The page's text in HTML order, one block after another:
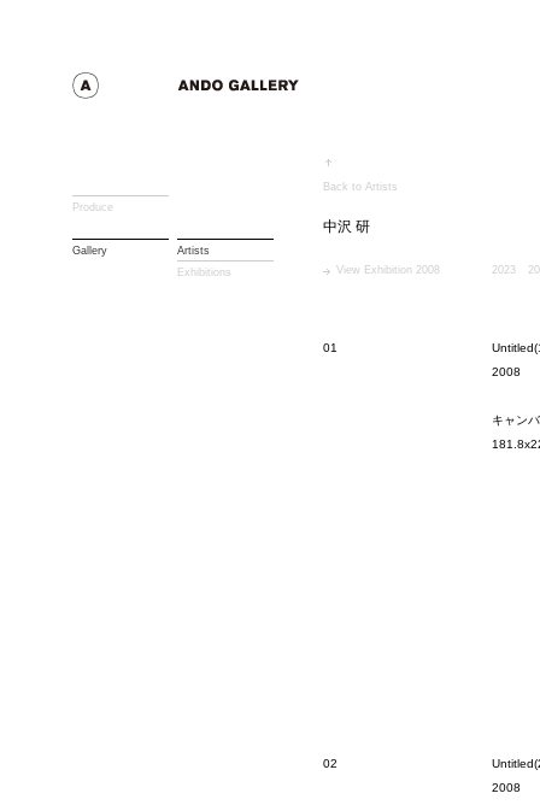
Produce
Gallery
Artists
Exhibitions
Back to Artists
中沢 研
View Exhibition 2008 2023
01
2008
キャン
02
2008